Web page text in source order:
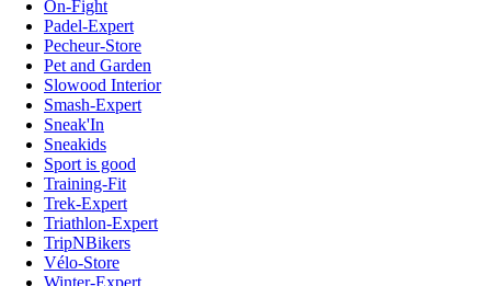
On-Fight
Padel-Expert
Pecheur-Store
Pet and Garden
Slowood Interior
Smash-Expert
Sneak'In
Sneakids
Sport is good
Training-Fit
Trek-Expert
Triathlon-Expert
TripNBikers
Vélo-Store